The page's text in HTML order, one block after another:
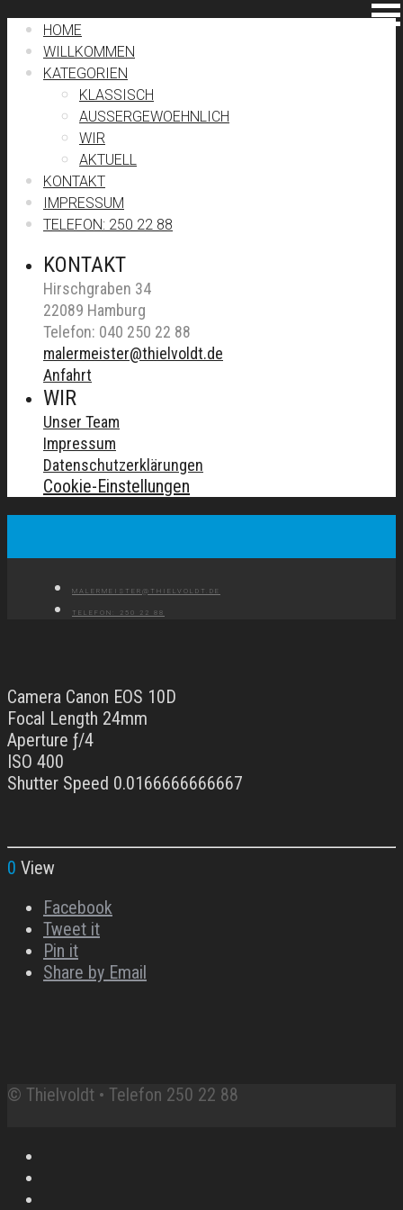
HOME
WILLKOMMEN
KATEGORIEN
KLASSISCH
AUSSERGEWOEHNLICH
WIR
AKTUELL
KONTAKT
IMPRESSUM
TELEFON: 250 22 88
KONTAKT
Hirschgraben 34
22089 Hamburg
Telefon: 040 250 22 88
malermeister@thielvoldt.de
Anfahrt
WIR
Unser Team
Impressum
Datenschutzerklärungen
Cookie-Einstellungen
MALERMEISTER@THIELVOLDT.DE
TELEFON: 250 22 88
Camera Canon EOS 10D
Focal Length 24mm
Aperture ƒ/4
ISO 400
Shutter Speed 0.0166666666667
0 View
Facebook
Tweet it
Pin it
Share by Email
© Thielvoldt • Telefon 250 22 88